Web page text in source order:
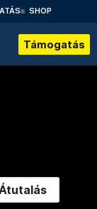
SHOP
Támogatás